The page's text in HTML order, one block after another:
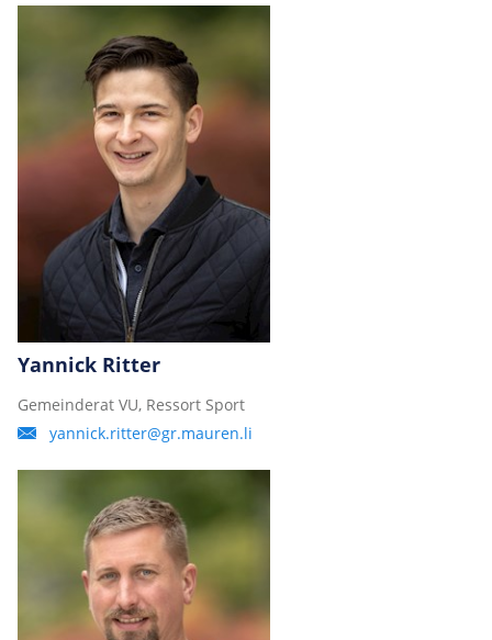
Yannick Ritter
Gemeinderat VU, Ressort Sport
yannick.ritter@gr.mauren.li